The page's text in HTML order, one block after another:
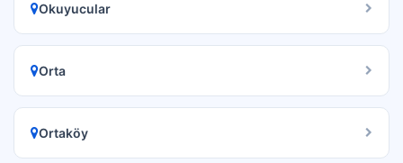
Okuyucular
Orta
Ortaköy